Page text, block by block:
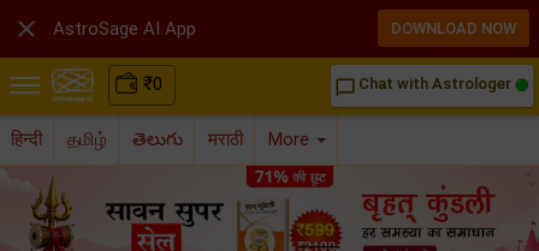
₹0 chat_bubble_outline Chat with Astrologer
हिन्दी தமிழ் తెలుగు मराठी More
 AstroSage AI App DOWNLOAD NOW